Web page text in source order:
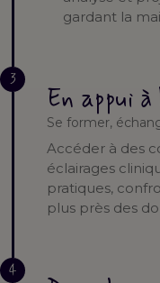
gardant la
3
En appui
Se former,
Accéder à des
éclairages
pratiques,
plus près des
4